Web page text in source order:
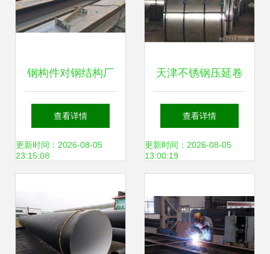
钢构件对钢结构厂
房定做的影响有多
大 如何做到规范加
查看详情
更新时间：2026-08-05
23:15:08
天津不锈钢压延卷
板批发 行业优势与
选购指南
查看详情
更新时间：2026-08-05
13:00:19